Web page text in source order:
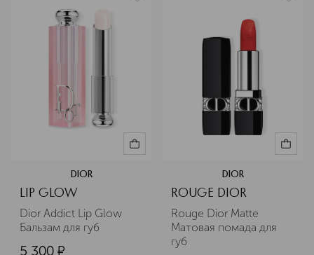
DIOR
LIP GLOW
Dior Addict Lip Glow
5 300 ¤
DIOR
ROUGE DIOR
Rouge Dior Matte
Матовая помада для
губ